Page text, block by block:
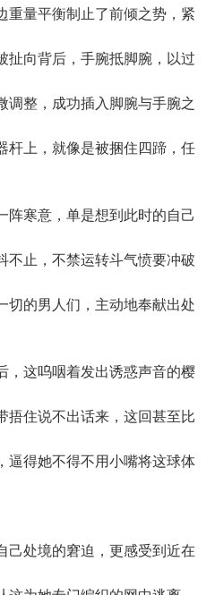
重量平衡制止了前倾之势，紧
扯向背后，手腕抵脚腕，以过
调整，成功插入脚腕与手腕之
杆上，就像是被捆住四蹄，任
意，单是想到此时的自己
不止，不禁运转斗气愤要冲破
切的男人们，主动地奉献出处
呜咽着发出诱惑声音的樱
捂住说不出话来，这回甚至比
逼得她不得不用小嘴将这球体
境的窘迫，更感受到近在